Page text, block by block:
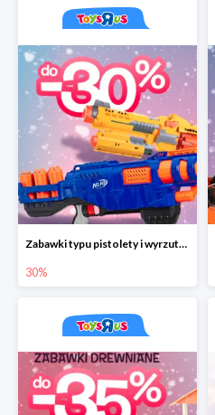
Zabawki typu pistolety i wyrzutnie do -30%
30%